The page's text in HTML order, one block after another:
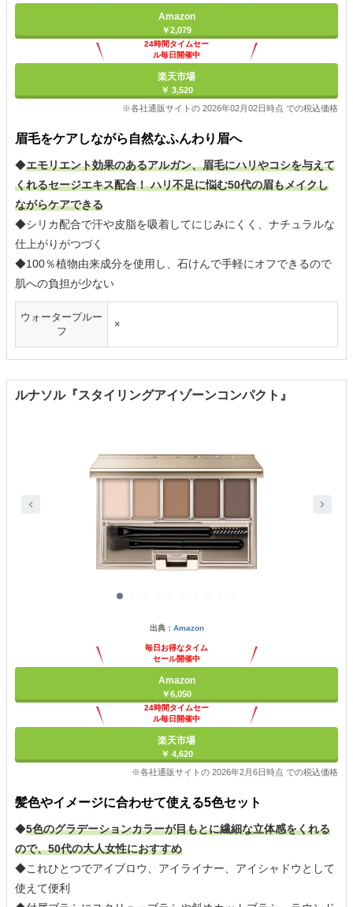
Amazon
￥2,079
24時間タイムセー
ル毎日開催中
楽天市場
￥ 3,520
※各社通販サイトの 2026年02月02日時点 での税込価格
眉毛をケアしながら自然なふんわり眉へ
◆エモリエント効果のあるアルガン、眉毛にハリやコシを与えて
くれるセージエキス配合！ ハリ不足に悩む50代の眉もメイクし
ながらケアできる
◆シリカ配合で汗や皮脂を吸着してにじみにくく、ナチュラルな
仕上がりがつづく
◆100％植物由来成分を使用し、石けんで手軽にオフできるので
肌への負担が少ない
ウォータープルー
フ
×
ルナソル『スタイリングアイゾーンコンパクト』
出典： Amazon
毎日お得なタイム
セール開催中
Amazon
￥6,050
24時間タイムセー
ル毎日開催中
楽天市場
￥ 4,620
※各社通販サイトの 2026年2月6日時点 での税込価格
髪色やイメージに合わせて使える5色セット
◆5色のグラデーションカラーが目もとに繊細な立体感をくれる
ので、50代の大人女性におすすめ
◆これひとつでアイブロウ、アイライナー、アイシャドウとして
使えて便利